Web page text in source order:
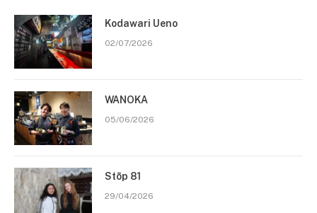
Kodawari Ueno
02/07/2026
WANOKA
05/06/2026
Stōp 81
29/04/2026